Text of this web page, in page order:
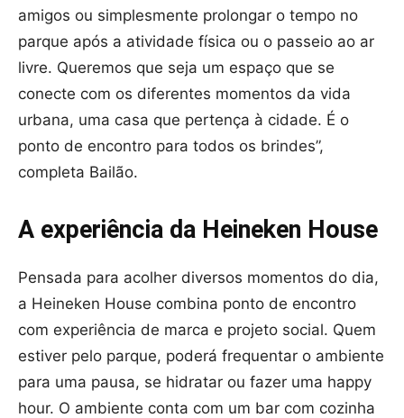
amigos ou simplesmente prolongar o tempo no
parque após a atividade física ou o passeio ao ar
livre. Queremos que seja um espaço que se
conecte com os diferentes momentos da vida
urbana, uma casa que pertença à cidade. É o
ponto de encontro para todos os brindes”,
completa Bailão.
A experiência da Heineken House
Pensada para acolher diversos momentos do dia,
a Heineken House combina ponto de encontro
com experiência de marca e projeto social. Quem
estiver pelo parque, poderá frequentar o ambiente
para uma pausa, se hidratar ou fazer uma happy
hour. O ambiente conta com um bar com cozinha